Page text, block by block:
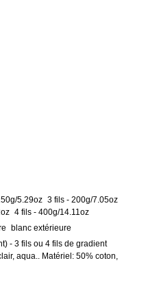
5.29oz 3 fils - 200g/7.05oz
4 fils - 400g/14.11oz
blanc extérieure
- 3 fils ou 4 fils de gradient
aqua.. Matériel: 50% coton,